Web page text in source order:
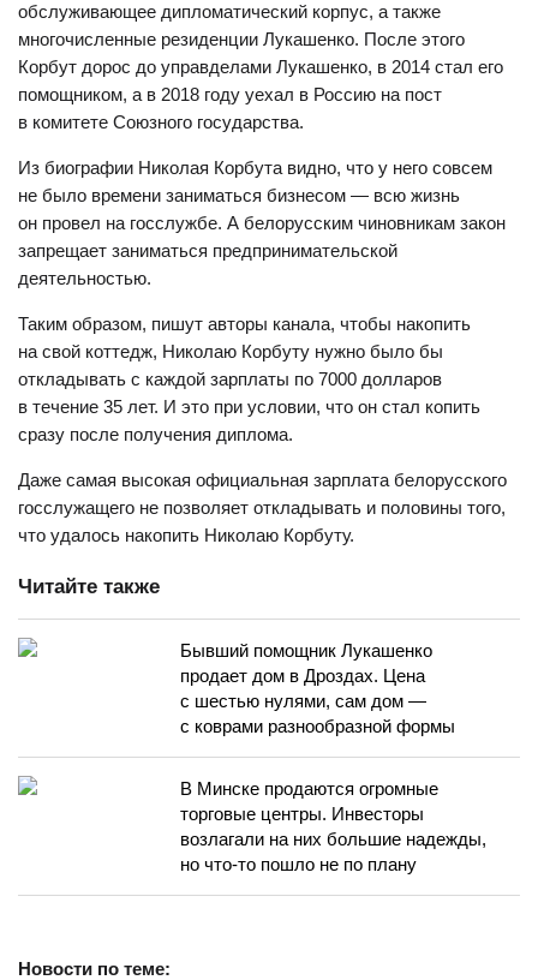
обслуживающее дипломатический корпус, а также
многочисленные резиденции Лукашенко. После этого
Корбут дорос до управделами Лукашенко, в 2014 стал его
помощником, а в 2018 году уехал в Россию на пост
в комитете Союзного государства.
Из биографии Николая Корбута видно, что у него совсем
не было времени заниматься бизнесом — всю жизнь
он провел на госслужбе. А белорусским чиновникам закон
запрещает заниматься предпринимательской
деятельностью.
Таким образом, пишут авторы канала, чтобы накопить
на свой коттедж, Николаю Корбуту нужно было бы
откладывать с каждой зарплаты по 7000 долларов
в течение 35 лет. И это при условии, что он стал копить
сразу после получения диплома.
Даже самая высокая официальная зарплата белорусского
госслужащего не позволяет откладывать и половины того,
что удалось накопить Николаю Корбуту.
Читайте также
Бывший помощник Лукашенко
продает дом в Дроздах. Цена
с шестью нулями, сам дом —
с коврами разнообразной формы
В Минске продаются огромные
торговые центры. Инвесторы
возлагали на них большие надежды,
но что-то пошло не по плану
Новости по теме: